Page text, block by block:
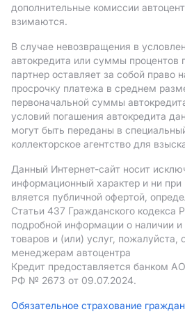
дополнительные комиссии
взимаются.
В случае невозвращения в
автокредита или суммы процентов
партнер оставляет за собой право
просрочку платежа в среднем
первоначальной суммы
условий погашения автокредита
могут быть переданы в
коллекторское агентство для
Данный Интернет-сайт носит
информационный характер и ни при
вляется публичной офертой,
Статьи 437 Гражданского кодекса
подробной информации о наличии
товаров и (или) услуг, пожалуйста,
менеджерам автоцентра
Кредит предоставляется банком
РФ № 2673 от 09.07.2024.
Обязательное страхование